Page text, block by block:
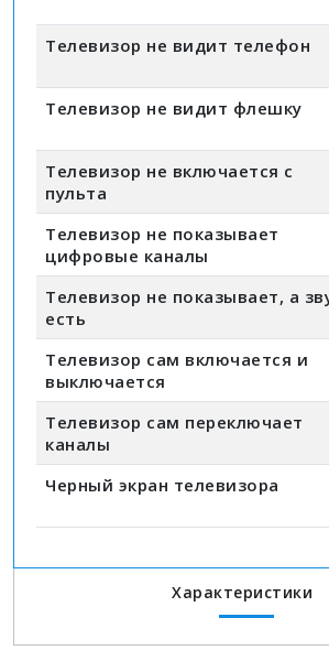
Телевизор не видит телефон
Телевизор не видит флешку
Телевизор не включается с
пульта
Телевизор не показывает
цифровые каналы
Телевизор не показывает, а
есть
Телевизор сам включается и
выключается
Телевизор сам переключает
каналы
Черный экран телевизора
Характеристики